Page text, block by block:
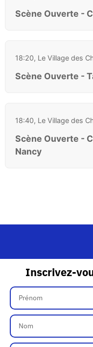
Scène Ouverte -
18:20, Le Village des
Scène Ouverte -
18:40, Le Village des
Scène Ouverte -
Nancy
Inscrivez-